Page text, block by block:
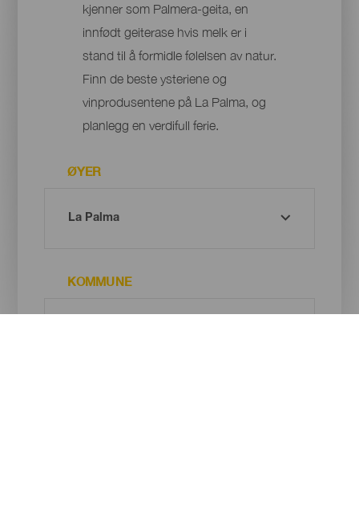
kjenner som Palmera-geita, en
innfødt geiterase hvis melk er i
stand til å formidle følelsen av natur.
Finn de beste ysteriene og
vinprodusentene på La Palma, og
planlegg en verdifull ferie.
ØYER
KOMMUNE